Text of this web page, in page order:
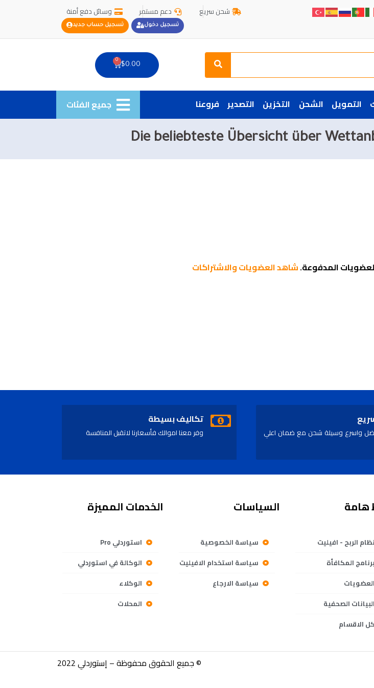
شحن سريع دعم مستمر وسائل دفع أمنة
تسجيل دخول تسجيل حساب جديد
Search
$0.00
0
Cart
التمويل الشحن التخزين التصدير فروعنا جميع الفئات
Die beliebteste Übersicht über
المدفوعة.شاهد العضويات والاشتراكات
واسرع وسيلة شحن مع ضمان اعلي
تكاليف بسيطة
وفر معنا اموالك فأسعارنا لاتقبل المنافسة
هامة
نظام الربح - افيليت
برنامج المكافأة
العضويات
البيانات الصحفية
كل الاقسام
السياسات
سياسة الخصوصية
سياسة استخدام الافيليت
سياسة الارجاع
الخدمات المميزة
استوردلي Pro
الوكالة في استوردلي
الوكلاء
المحلات
© جميع الحقوق محفوظة – إستوردلي 2022